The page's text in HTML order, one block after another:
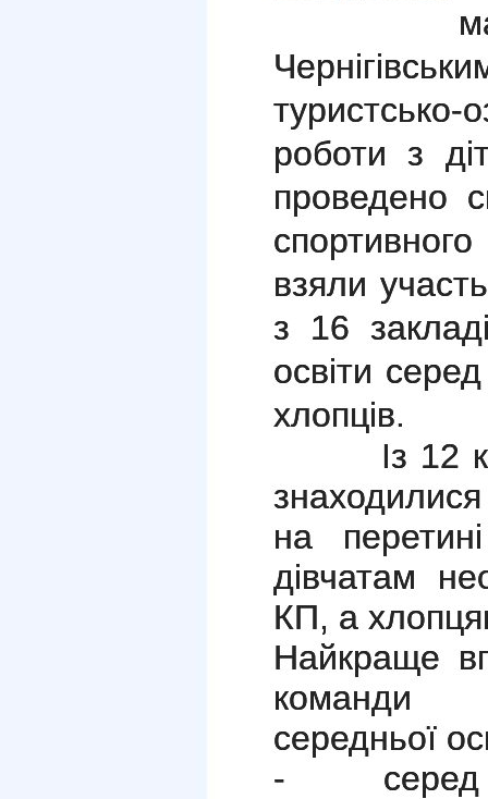
туристсько-
роботи з
проведено
взяли
з 16
освіти
хлопців.
Із 12
знаходилися
на
дівчатам
КП, а
Найкраще
команди
середньої
- серед